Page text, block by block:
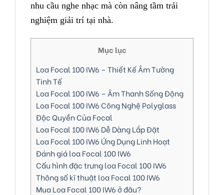
nhu cầu nghe nhạc mà còn nâng tầm trải
nghiệm giải trí tại nhà.
Mục lục
Loa Focal 100 IW6 – Thiết Kế Âm Tường
Tinh Tế
Loa Focal 100 IW6 – Âm Thanh Sống Động
Loa Focal 100 IW6 Công Nghệ Polyglass
Độc Quyền Của Focal
Loa Focal 100 IW6 Dễ Dàng Lắp Đặt
Loa Focal 100 IW6 Ứng Dụng Linh Hoạt
Đánh giá loa Focal 100 IW6
Cấu hình đặc trưng loa Focal 100 IW6
Thông số kĩ thuật loa Focal 100 IW6
Mua Loa Focal 100 IW6 ở đâu?